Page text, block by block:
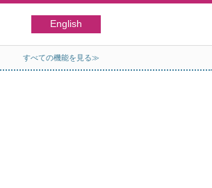
English
すべての機能を見る≫